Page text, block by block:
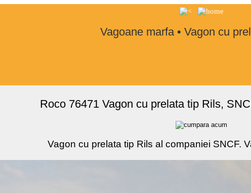
Vagoane marfa • Vagon cu
Roco 76471 Vagon cu prelata tip Rils,
Vagon cu prelata tip Rils al companiei SNCF.